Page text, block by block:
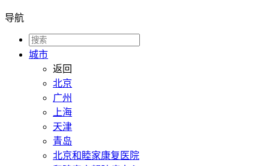
导航
城市
返回
北京
广州
上海
天津
青岛
北京和睦家康复医院